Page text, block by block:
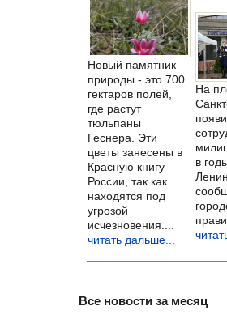
Новый памятник
природы - это 700
гектаров полей,
где растут
тюльпаны
Геснера. Эти
цветы занесены в
Красную книгу
России, так как
находятся под
угрозой
исчезновения....
читать дальше...
На
в
Все новости за месяц